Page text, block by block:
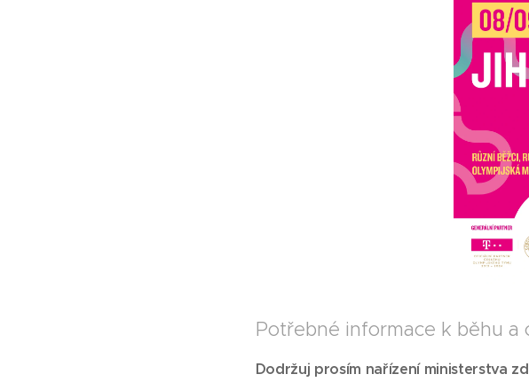
Potřebné informace k běhu a
Dodržuj prosím nařízení ministerstva